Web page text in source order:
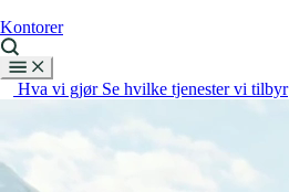
Kontorer
Hva vi gjør Se hvilke tjenester vi tilbyr